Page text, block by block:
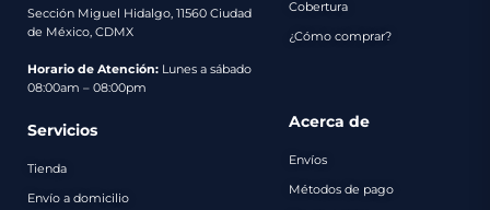
Sección Miguel Hidalgo, 11560 Ciudad
de México, CDMX
Horario de Atención: Lunes a sábado
08:00am – 08:00pm
Cobertura
¿Cómo comprar?
Servicios
Tienda
Envío a domicilio
Acerca de
Envíos
Métodos de pago
de